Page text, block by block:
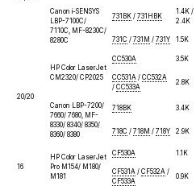
Canon i-SENSYS
LBP-7100C/
7110C, MF-8230C/
8280C
731BK / 731HBK
1.4K /
2.4K
731C / 731M / 731Y 1.5K
20/20
HP Color LaserJet
CM2320/ CP2025
CC530A 3.5K
CC531A / CC532A
/ CC533A
2.8K
Canon LBP-7200/
7660/ 7680, MF-
8330/ 8340/ 8350/
8360/ 8380
718BK 3.4K
718C / 718M / 718Y 2.9K
16
HP Color LaserJet
Pro M154/ M180/
M181
CF530A 1.1K
CF531A / CF532A /
CF533A
0.9K